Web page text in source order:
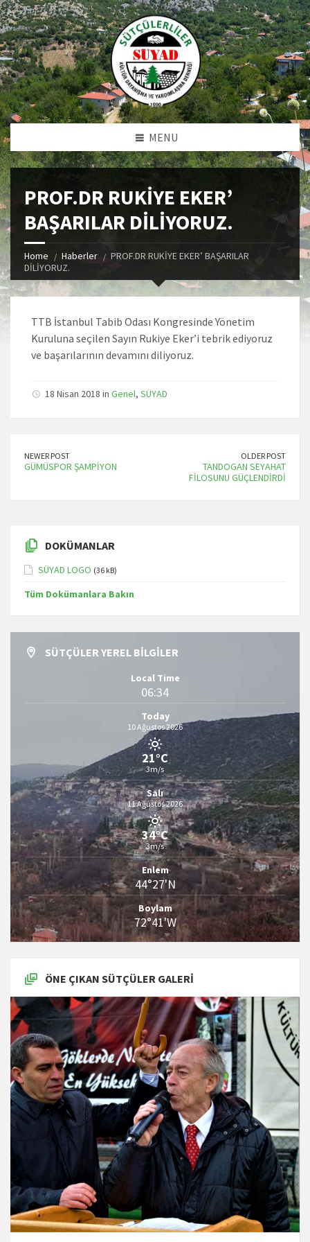
MENU
PROF.DR RUKİYE EKER’
BAŞARILAR DİLİYORUZ.
Home Haberler
PROF.DR RUKİYE EKER’ BAŞARILAR
DİLİYORUZ.
TTB İstanbul Tabib Odası Kongresinde Yönetim
Kuruluna seçilen Sayın Rukiye Eker’i tebrik ediyoruz
ve başarılarının devamını diliyoruz.
18 Nisan 2018 in Genel, SÜYAD
NEWER POST
GÜMÜSPOR ŞAMPİYON
OLDER POST
TANDOGAN SEYAHAT
FİLOSUNU GÜÇLENDİRDİ
DOKÜMANLAR
SÜYAD LOGO (36 kB)
Tüm Dokümanlara Bakın
SÜTÇÜLER YEREL BILGILER
Local Time
06:34
Today
10 Ağustos 2026
21°C
3m/s
Salı
11 Ağustos 2026
34°C
3m/s
Enlem
44°27'N
Boylam
72°41'W
ÖNE ÇIKAN SÜTÇÜLER GALERI